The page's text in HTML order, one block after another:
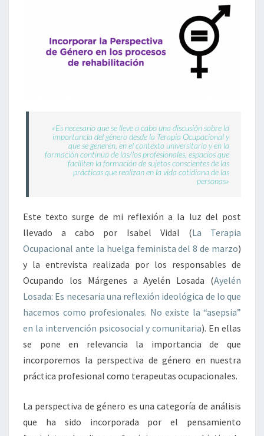
«Es necesario que se lleve a cabo una discusión sobre la
importancia del género desde la Terapia Ocupacional y
que se generen, en el contexto universitario y en la
formación continua de las/los profesionales, espacios que
faciliten la formación de sujetos conscientes de las
prácticas que realizan en la vida cotidiana de las
personas»
Este texto surge de mi reflexión a la luz del post
llevado a cabo por Isabel Vidal (La Terapia
Ocupacional ante la huelga feminista del 8 de marzo)
y la entrevista realizada por los responsables de
Ocupando los Márgenes a Ayelén Losada (Ayelén
Losada: Es necesaria una reflexión ideológica de lo que
hacemos como profesionales. No existe la “asepsia”
en la intervención psicosocial y comunitaria). En ellas
se pone en relevancia la importancia de que
incorporemos la perspectiva de género en nuestra
práctica profesional como terapeutas ocupacionales.
La perspectiva de género es una categoría de análisis
que ha sido incorporada por el pensamiento